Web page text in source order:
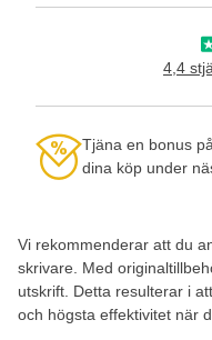
Vi rekommenderar att du
skrivare. Med
utskrift. Detta resulterar i
och högsta effektivitet när
4,4
Tjäna en bonus
dina köp under